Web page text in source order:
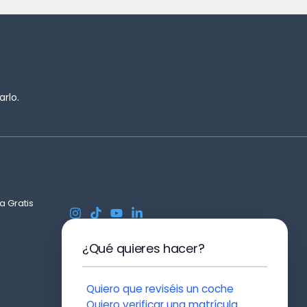
Gratis
¿Qué quieres hacer?
Quiero que reviséis un coche